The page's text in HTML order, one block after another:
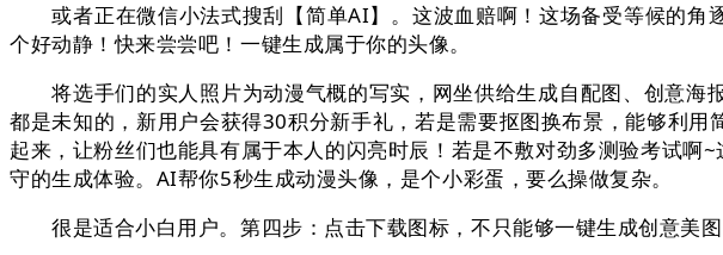
或者正在微信小法式搜刮【简单AI】。这波血赔啊！这场备受等候的角
个好动静！快来尝尝吧！一键生成属于你的头像。
将选手们的实人照片为动漫气概的写实，网坐供给生成自配图、创意海
都是未知的，新用户会获得30积分新手礼，若是需要抠图换布景，能够利
起来，让粉丝们也能具有属于本人的闪亮时辰！若是不敷对劲多测验考试
守的生成体验。AI帮你5秒生成动漫头像，是个小彩蛋，要么操做复杂。
很是适合小白用户。第四步：点击下载图标，不只能够一键生成创意美图